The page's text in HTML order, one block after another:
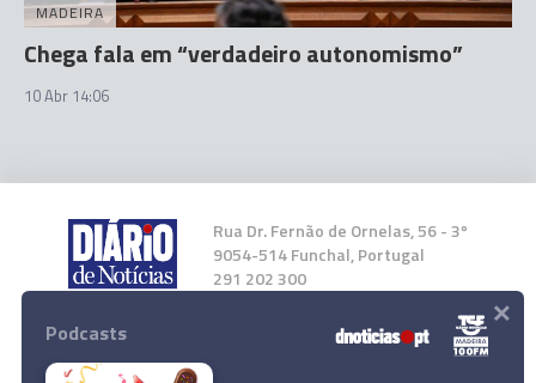
MADEIRA
Chega fala em “verdadeiro autonomismo”
10 Abr 14:06
Rua Dr. Fernão de Ornelas, 56 - 3º
9054-514 Funchal, Portugal
291 202 300
Instale a nossa App
Podcasts ×